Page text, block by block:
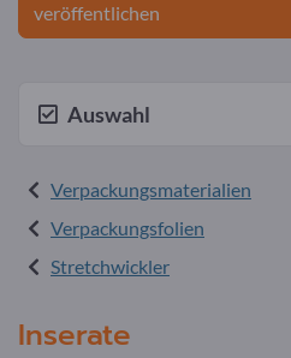
veröffentlichen
Auswahl
Verpackungsmaterialien
Verpackungsfolien
Stretchwickler
Inserate